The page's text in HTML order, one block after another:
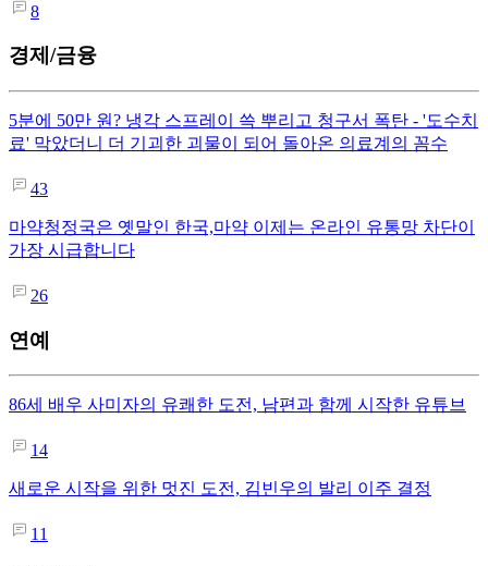
8
경제/금융
5분에 50만 원? 냉각 스프레이 쓱 뿌리고 청구서 폭탄 - '도수치
료' 막았더니 더 기괴한 괴물이 되어 돌아온 의료계의 꼼수
43
마약청정국은 옛말인 한국,마약 이제는 온라인 유통망 차단이
가장 시급합니다
26
연예
86세 배우 사미자의 유쾌한 도전, 남편과 함께 시작한 유튜브
14
새로운 시작을 위한 멋진 도전, 김빈우의 발리 이주 결정
11